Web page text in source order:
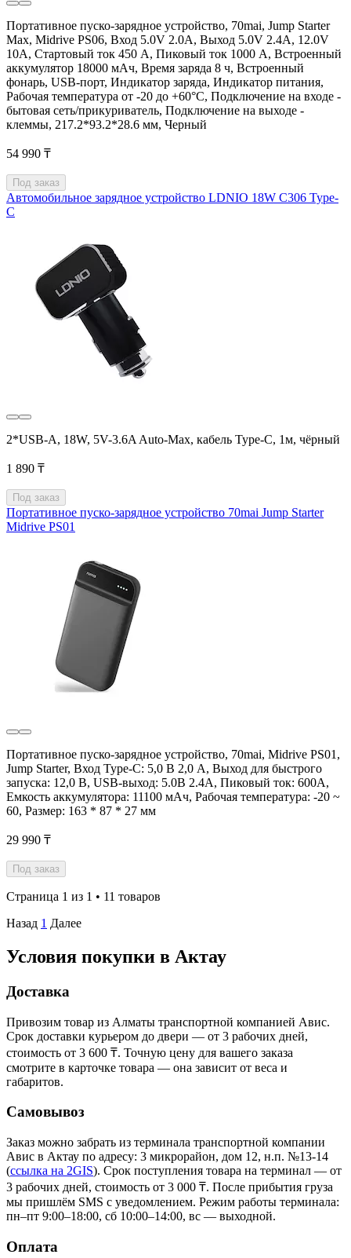
Портативное пуско-зарядное устройство, 70mai, Jump Starter
Max, Midrive PS06, Вход 5.0V 2.0A, Выход 5.0V 2.4A, 12.0V
10A, Стартовый ток 450 A, Пиковый ток 1000 A, Встроенный
аккумулятор 18000 мAч, Время заряда 8 ч, Встроенный
фонарь, USB-порт, Индикатор заряда, Индикатор питания,
Рабочая температура от -20 до +60°С, Подключение на входе -
бытовая сеть/прикуриватель, Подключение на выходе -
клеммы, 217.2*93.2*28.6 мм, Черный
54 990 ₸
Под заказ
Автомобильное зарядное устройство LDNIO 18W C306 Type-
C
2*USB-A, 18W, 5V-3.6A Auto-Max, кабель Type-C, 1м, чёрный
1 890 ₸
Под заказ
Портативное пуско-зарядное устройство 70mai Jump Starter
Midrive PS01
Портативное пуско-зарядное устройство, 70mai, Midrive PS01,
Jump Starter, Вход Type-C: 5,0 В 2,0 А, Выход для быстрого
запуска: 12,0 В, USB-выход: 5.0В 2.4А, Пиковый ток: 600A,
Емкость аккумулятора: 11100 мАч, Рабочая температура: -20 ~
60, Размер: 163 * 87 * 27 мм
29 990 ₸
Под заказ
Страница 1 из 1 • 11 товаров
Назад 1 Далее
Условия покупки в Актау
Доставка
Привозим товар из Алматы транспортной компанией Авис.
Срок доставки курьером до двери — от 3 рабочих дней,
стоимость от 3 600 ₸. Точную цену для вашего заказа
смотрите в карточке товара — она зависит от веса и
габаритов.
Самовывоз
Заказ можно забрать из терминала транспортной компании
Авис в Актау по адресу: 3 микрорайон, дом 12, н.п. №13-14
(ссылка на 2GIS). Срок поступления товара на терминал — от
3 рабочих дней, стоимость от 3 000 ₸. После прибытия груза
мы пришлём SMS с уведомлением. Режим работы терминала:
пн–пт 9:00–18:00, сб 10:00–14:00, вс — выходной.
Оплата